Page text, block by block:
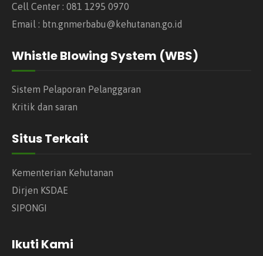
Cell Center : 081 1295 0970
Email : btn.gnmerbabu@kehutanan.go.id
Whistle Blowing System (WBS)
Sistem Pelaporan Pelanggaran
Kritik dan saran
Situs Terkait
Kementerian Kehutanan
Dirjen KSDAE
SIPONGI
Ikuti Kami